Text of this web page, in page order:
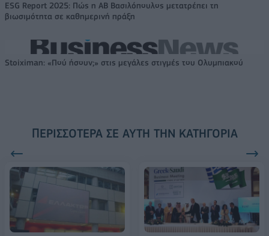
ESG Report 2025: Πώς η ΑΒ Βασιλόπουλος μετατρέπει τη
βιωσιμότητα σε καθημερινή πράξη
Stoiximan: «Πού ήσουν;» στις μεγάλες στιγμές του Ολυμπιακού
ΠΕΡΙΣΣΌΤΕΡΑ ΣΕ ΑΥΤΉ ΤΗΝ ΚΑΤΗΓΟΡΊΑ